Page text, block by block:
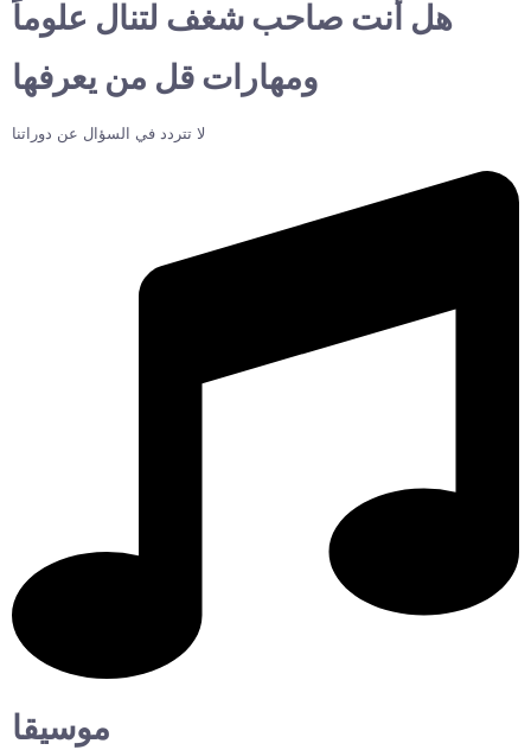
هل أنت صاحب شغف لتنال علوماً
ومهارات قل من يعرفها
لا تتردد في السؤال عن دوراتنا
موسيقا